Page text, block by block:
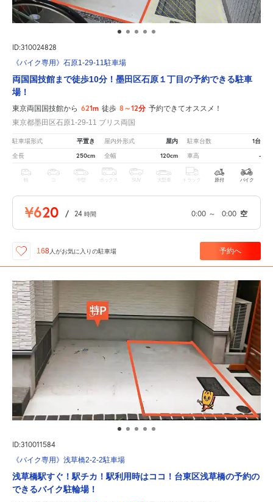
ID:310024828
《バイク専用》石原1-29-11駐車場
両国国技館まで徒歩10分！墨田区石原１丁目の予約できる駐車
場！
東京両国国技館から 621m 徒歩 8～12分 予約できてオススメ！
東京都墨田区石原1-29-11 ブリス両国
駐車場形式 平置き 屋内外形式 屋内 駐車台数 1台
全長 250cm 全幅 120cm 車高 -
軽 中型 ボックス SUV 大型車 トラック 原付 バイク
¥620 / 24 時間 0:00 ～ 0:00 空
168 人がお気に入りの駐車場 予約へ
ID:310011584
《バイク専用》浅草橋2-2-2駐車場
浅草橋駅すぐ！駅チカ！駅利用時はココ！台東区浅草橋の予約の
できるバイク駐輪場！